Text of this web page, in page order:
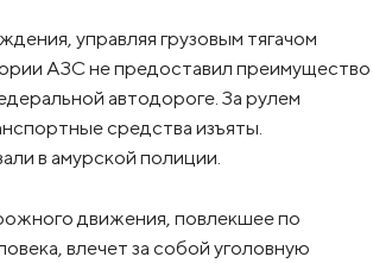
управляя грузовым тягачом
АЗС не предоставил преимущество
автодороге. За рулем
средства изъяты.
в амурской полиции.
движения, повлекшее по
влечет за собой уголовную